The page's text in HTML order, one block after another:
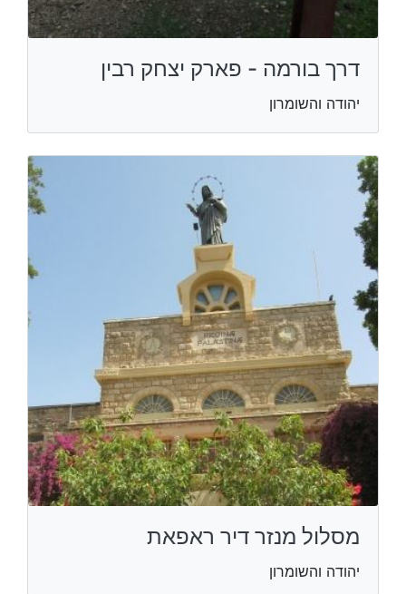
דרך בורמה - פארק יצחק רבין
יהודה והשומרון
מסלול מנזר דיר ראפאת
יהודה והשומרון